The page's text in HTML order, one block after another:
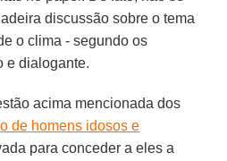
discussão sobre o tema
o clima - segundo os
e dialogante.
acima mencionada dos
de homens idosos e
para conceder a eles a